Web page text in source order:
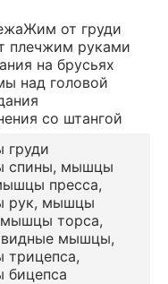
Жим от груди
плечжим руками
на брусьях
над головой
со штангой
спины, мышцы
пресса,
рук, мышцы
мышцы торса,
мышцы,